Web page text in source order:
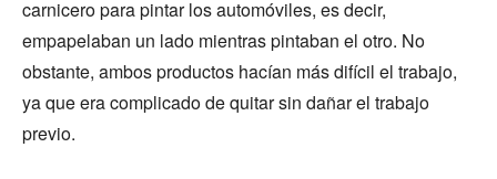
carnicero para pintar los automóviles, es decir,
empapelaban un lado mientras pintaban el otro. No
obstante, ambos productos hacían más difícil el trabajo,
ya que era complicado de quitar sin dañar el trabajo
previo.